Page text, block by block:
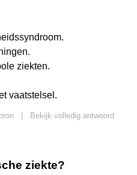
ziekten.
vaatstelsel.
Bekijk volledig antwoord
ziekte?